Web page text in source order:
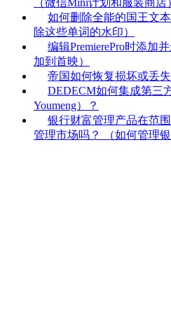
如何删除全能的国王文
除这些单词的水印）
编辑PremierePro时添加
加到首映）
帝国如何恢复损坏或丢
DEDECM如何集成第三
Youmeng）？
银行财富管理产品在范
管理市场吗？ （如何管理银